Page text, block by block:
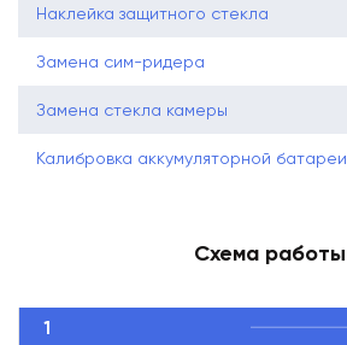
Наклейка защитного стекла
Замена сим-ридера
Замена стекла камеры
Калибровка аккумуляторной батареи
Схема работы
1